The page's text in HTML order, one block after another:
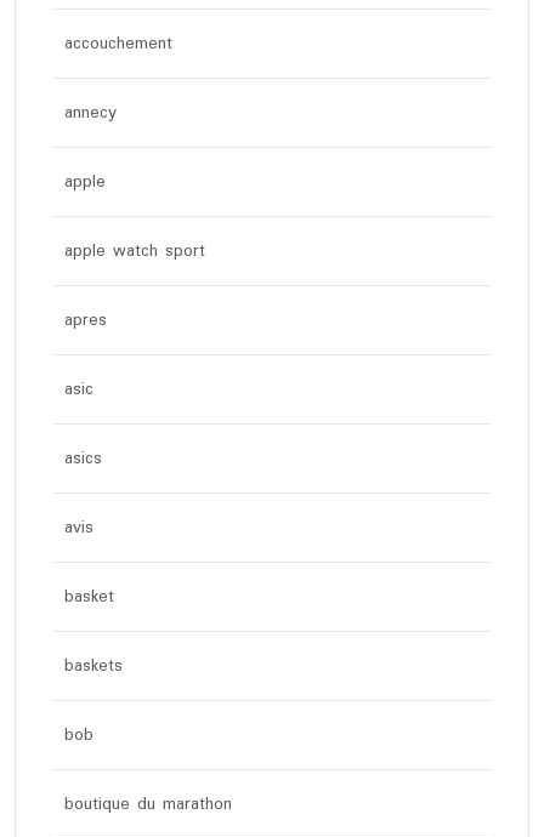
accouchement
annecy
apple
apple watch sport
apres
asic
asics
avis
basket
baskets
bob
boutique du marathon